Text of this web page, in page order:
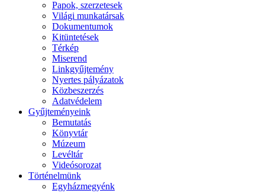
Papok, szerzetesek
Világi munkatársak
Dokumentumok
Kitüntetések
Térkép
Miserend
Linkgyűjtemény
Nyertes pályázatok
Közbeszerzés
Adatvédelem
Gyűjteményeink
Bemutatás
Könyvtár
Múzeum
Levéltár
Videósorozat
Történelmünk
Egyházmegyénk